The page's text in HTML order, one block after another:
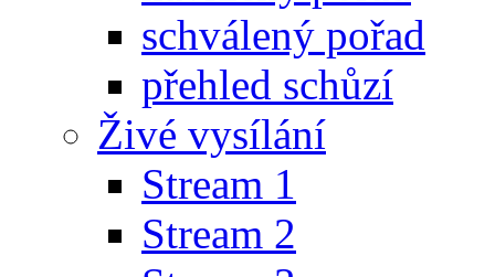
schválený pořad
přehled schůzí
Živé vysílání
Stream 1
Stream 2